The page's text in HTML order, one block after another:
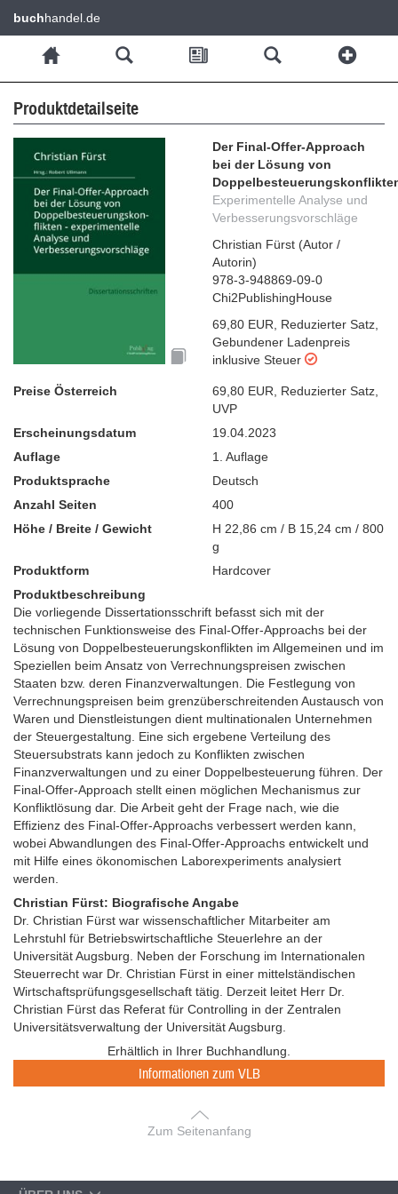
buchhandel.de
Produktdetailseite
Der Final-Offer-Approach
bei der Lösung von
Experimentelle Analyse und
Verbesserungsvorschläge
Christian Fürst (Autor /
Autorin)
978-3-948869-09-0
Chi2PublishingHouse
69,80 EUR
Reduzierter Satz
Gebundener Ladenpreis
inklusive Steuer
Preise Österreich 69,80 EUR Reduzierter Satz
UVP
Erscheinungsdatum
19.04.2023
Auflage
1. Auflage
Produktsprache
Deutsch
Anzahl Seiten
400
Höhe / Breite / Gewicht
H 22,86 cm / B 15,24 cm / 800
g
Produktform
Hardcover
Produktbeschreibung
Die vorliegende Dissertationsschrift befasst sich mit der
technischen Funktionsweise des Final-Offer-Approachs bei der
Lösung von Doppelbesteuerungskonflikten im Allgemeinen und im
Speziellen beim Ansatz von Verrechnungspreisen zwischen
Staaten bzw. deren Finanzverwaltungen. Die Festlegung von
Verrechnungspreisen beim grenzüberschreitenden Austausch von
Waren und Dienstleistungen dient multinationalen Unternehmen
der Steuergestaltung. Eine sich ergebene Verteilung des
Steuersubstrats kann jedoch zu Konflikten zwischen
Finanzverwaltungen und zu einer Doppelbesteuerung führen. Der
Final-Offer-Approach stellt einen möglichen Mechanismus zur
Konfliktlösung dar. Die Arbeit geht der Frage nach, wie die
Effizienz des Final-Offer-Approachs verbessert werden kann,
wobei Abwandlungen des Final-Offer-Approachs entwickelt und
mit Hilfe eines ökonomischen Laborexperiments analysiert
werden.
Christian Fürst: Biografische Angabe
Dr. Christian Fürst war wissenschaftlicher Mitarbeiter am
Lehrstuhl für Betriebswirtschaftliche Steuerlehre an der
Universität Augsburg. Neben der Forschung im Internationalen
Steuerrecht war Dr. Christian Fürst in einer mittelständischen
Wirtschaftsprüfungsgesellschaft tätig. Derzeit leitet Herr Dr.
Christian Fürst das Referat für Controlling in der Zentralen
Universitätsverwaltung der Universität Augsburg.
Erhältlich in Ihrer Buchhandlung.
Informationen zum VLB
Zum Seitenanfang